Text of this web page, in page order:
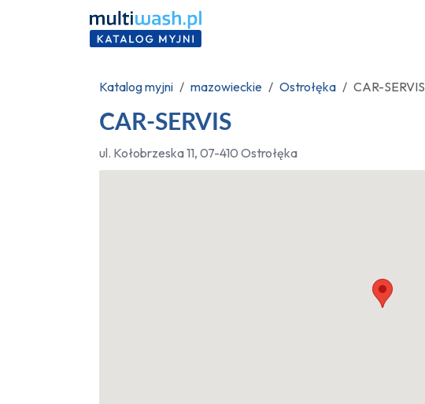
Katalog myjni mazowieckie Ostrołęka CAR-SERVIS
CAR-SERVIS
ul. Kołobrzeska 11, 07-410 Ostrołęka